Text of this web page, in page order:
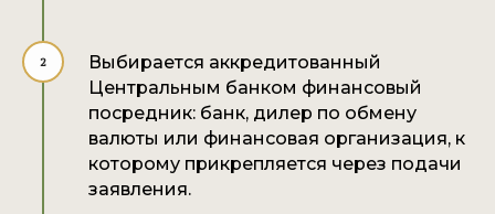
Выбирается аккредитованный
Центральным банком финансовый
посредник: банк, дилер по обмену
валюты или финансовая организация, к
которому прикрепляется через подачи
заявления.